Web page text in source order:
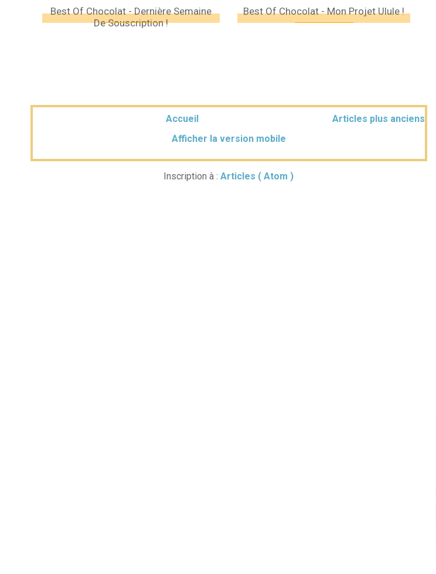
Best Of Chocolat - Dernière Semaine
De Souscription !
Best Of Chocolat - Mon Projet Ulule !
Articles plus anciens
Accueil
Afficher la version mobile
Inscription à :Articles ( Atom )